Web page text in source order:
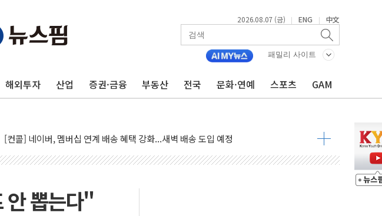
2026.08.07 (금) | ENG | 中文
패밀리 사이트
해외투자 산업 증권·금융 부동산 전국 문화·연예 스포츠 GAM
지방공기업 경영평가, 서울농수산식품공사 등 20곳 '최우수'...인천환경공단 등 '부진'
예천 실종신고 80대 남성 논둑서 숨진 채 발견
한병도 "막말 정치를 좌시하지 않겠다"
원내대책회의 참석하는 한병도
[컨콜] 네이버, 멤버십 연계 배송 혜택 강화...새벽 배송 도입 예정
[컨콜] 네이버 AI탭, 올해 안으로 부동산과 건강까지 영역 확장 예정
HDC랩스, 'BUILD CON SUMMIT 2026' 참가
와이즈버즈, 상반기 매출 245억원…순이익 흑자 전환
안 뽑는다"